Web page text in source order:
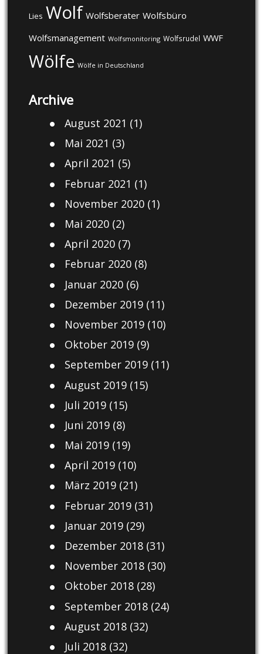
Lies Wolf Wolfsberater Wolfsbüro
Wolfsmanagement Wolfsmonitoring Wolfsrudel WWF
Wölfe Wölfe in Deutschland
Archive
August 2021 (1)
Mai 2021 (3)
April 2021 (5)
Februar 2021 (1)
November 2020(1)
Mai 2020(2)
April 2020(7)
Februar 2020(8)
Januar 2020(6)
Dezember 2019(11)
November 2019(10)
Oktober 2019(9)
September 2019(11)
August 2019(15)
Juli 2019(15)
Juni 2019(8)
Mai 2019(19)
April 2019(10)
März 2019(21)
Februar 2019(31)
Januar 2019(29)
Dezember 2018(31)
November 2018(30)
Oktober 2018(28)
September 2018(24)
August 2018(32)
Juli 2018(32)